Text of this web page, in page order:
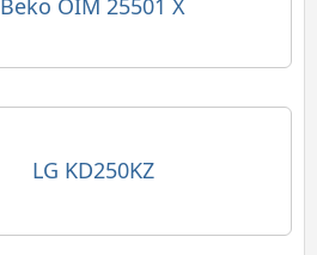
Beko OIM 25501 X
LG KD250KZ